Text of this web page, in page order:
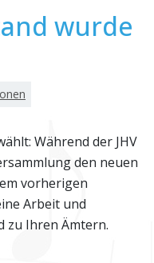
wurde
Während der JHV
den neuen
vorherigen
Arbeit und
zu Ihren Ämtern.